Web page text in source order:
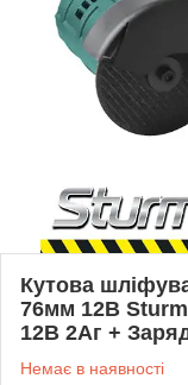
Кутова
76мм 12В
12В 2Аг +
Немає в наявності